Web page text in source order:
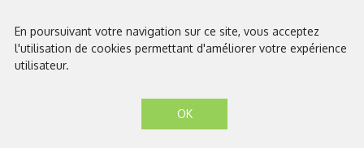
GESTION DE VOS ABONNEMENTS
En poursuivant votre navigation sur ce site, vous acceptez
l'utilisation de cookies permettant d'améliorer votre expérience
utilisateur.
OK